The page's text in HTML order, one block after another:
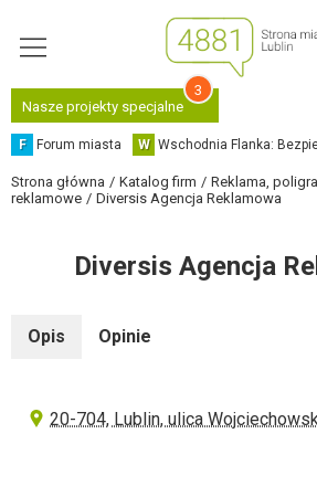
Nasze projekty specjalne
3
F Forum miasta W Wschodnia Flanka:
Strona główna Katalog firm Reklama,
reklamowe
Diversis Agencja Reklamowa
Diversis Agencja
Opis Opinie
20-704, Lublin, ulica